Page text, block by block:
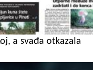
a svađa otkazala